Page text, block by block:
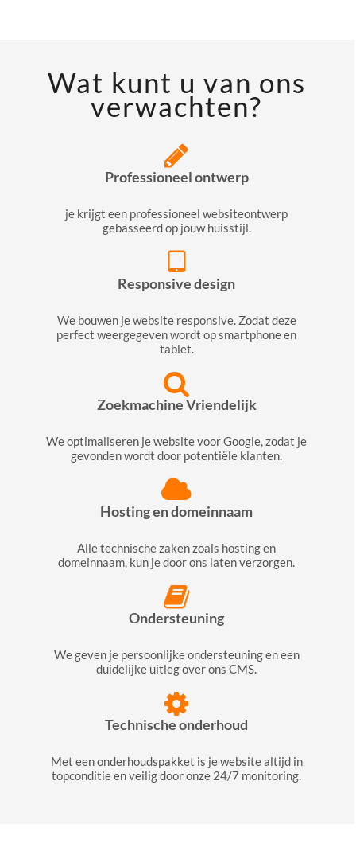
Wat kunt u van ons
verwachten?
Professioneel ontwerp
je krijgt een professioneel websiteontwerp
gebasseerd op jouw huisstijl.
Responsive design
We bouwen je website responsive. Zodat deze
perfect weergegeven wordt op smartphone en
tablet.
Zoekmachine Vriendelijk
We optimaliseren je website voor Google, zodat je
gevonden wordt door potentiële klanten.
Hosting en domeinnaam
Alle technische zaken zoals hosting en
domeinnaam, kun je door ons laten verzorgen.
Ondersteuning
We geven je persoonlijke ondersteuning en een
duidelijke uitleg over ons CMS.
Technische onderhoud
Met een onderhoudspakket is je website altijd in
topconditie en veilig door onze 24/7 monitoring.